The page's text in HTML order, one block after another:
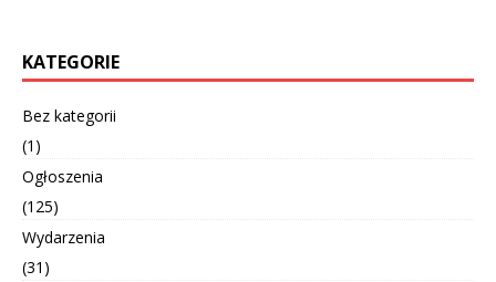
KATEGORIE
Bez kategorii
(1)
Ogłoszenia
(125)
Wydarzenia
(31)